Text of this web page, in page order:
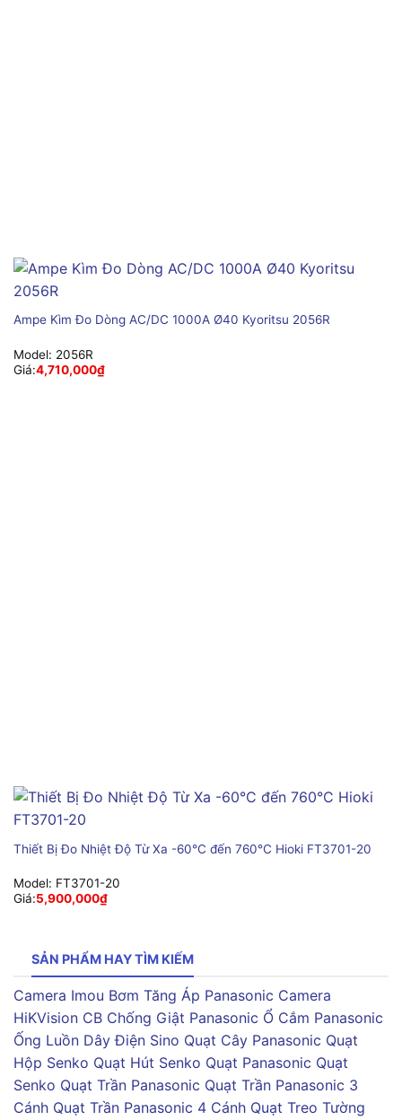
Ampe Kìm Đo Dòng AC/DC 1000A Ø40 Kyoritsu 2056R
Model: 2056R
Giá:4,710,000₫
Thiết Bị Đo Nhiệt Độ Từ Xa -60°C đến 760°C Hioki FT3701-20
Model: FT3701-20
Giá:5,900,000₫
SẢN PHẨM HAY TÌM KIẾM
Camera Imou Bơm Tăng Áp Panasonic Camera
HiKVision CB Chống Giật Panasonic Ổ Cắm Panasonic
Ống Luồn Dây Điện Sino Quạt Cây Panasonic Quạt
Hộp Senko Quạt Hút Senko Quạt Panasonic Quạt
Senko Quạt Trần Panasonic Quạt Trần Panasonic 3
Cánh Quạt Trần Panasonic 4 Cánh Quạt Treo Tường